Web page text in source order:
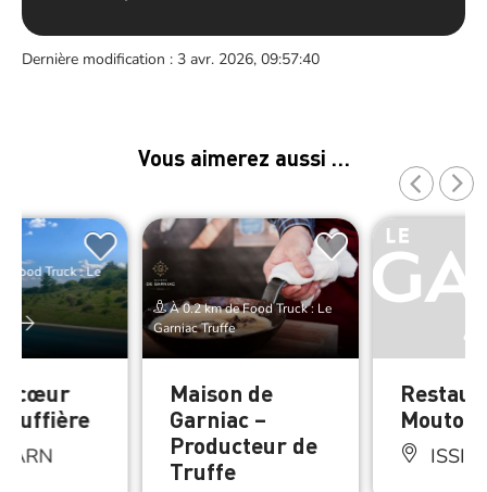
Dernière modification : 3 avr. 2026, 09:57:40
Vous aimerez aussi …
Food Truck : Le
cœur
truffière
À 0.2 km de Food Truck : Le
Garniac Truffe
Maison de
Garniac –
Producteur de
Truffe
Mouton